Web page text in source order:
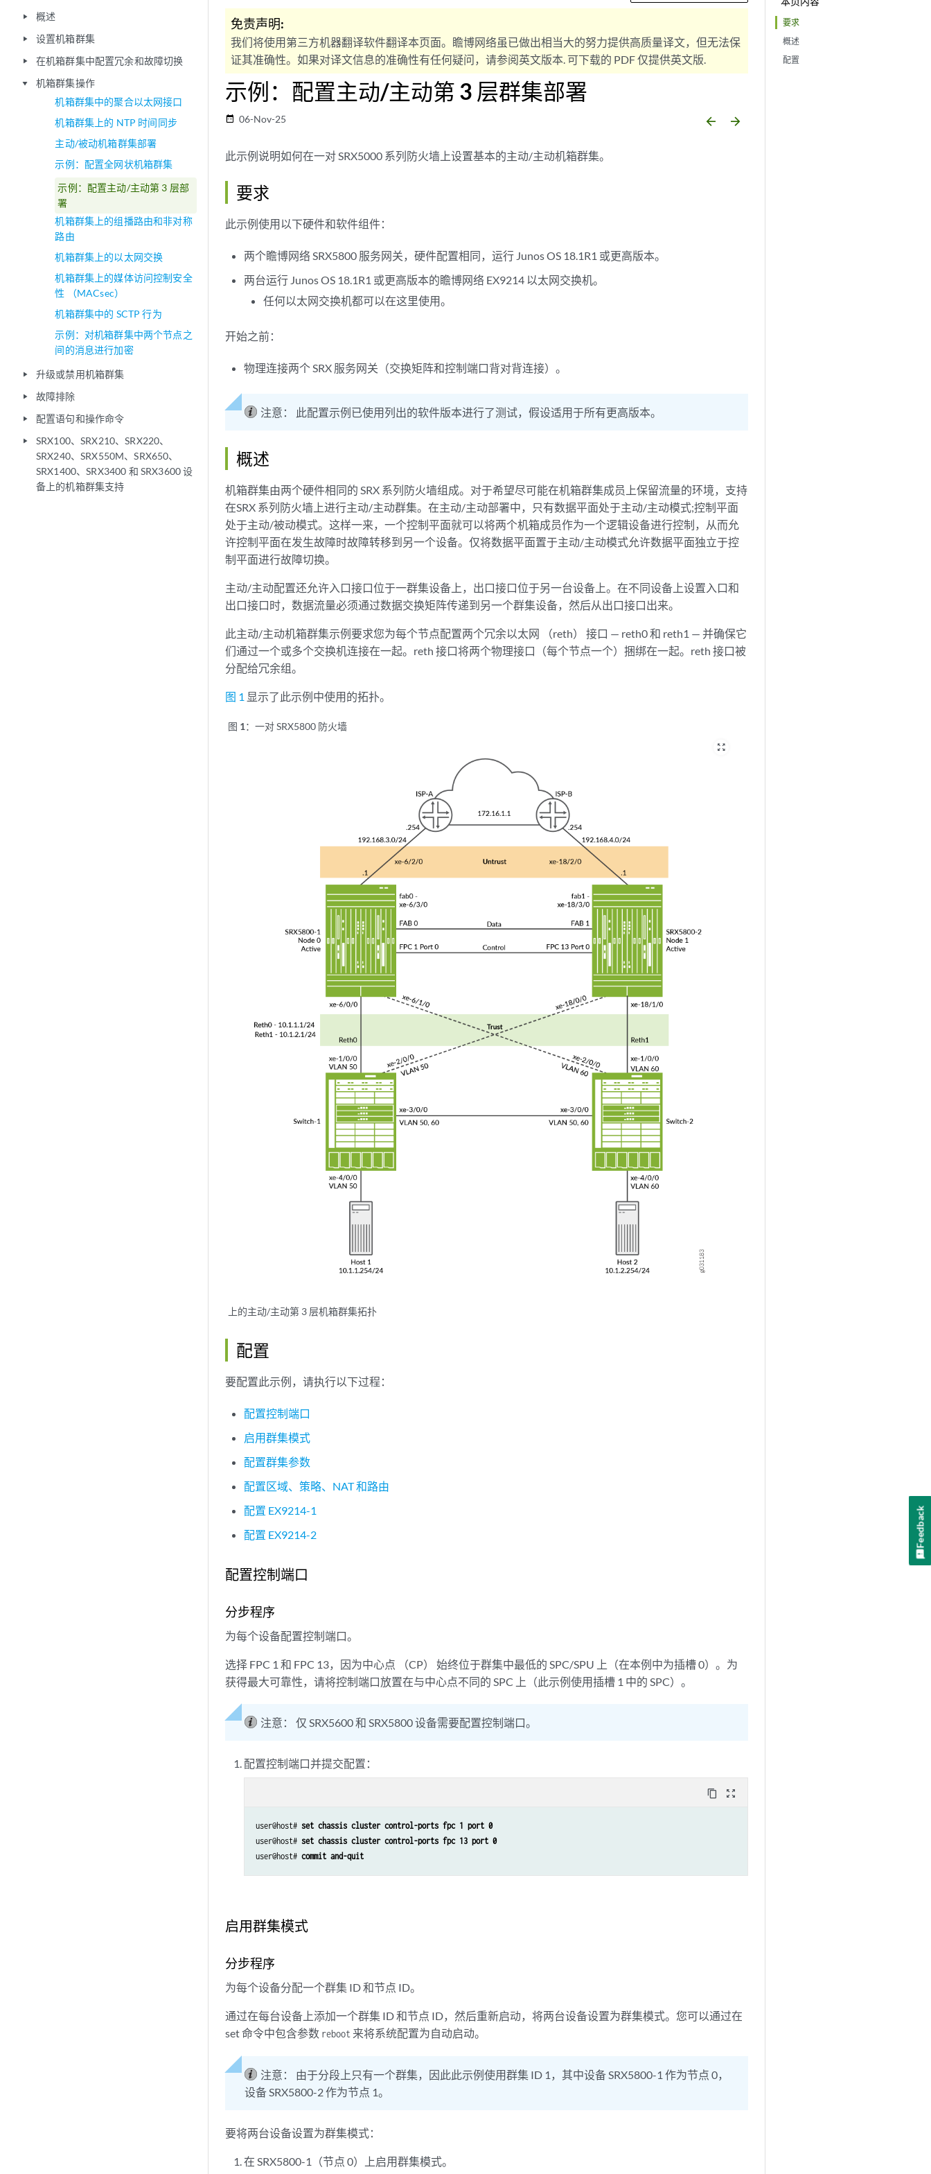
play_arrow 概述
play_arrow 设置机箱群集
play_arrow 在机箱群集中配置冗余和故障切换
play_arrow
机箱群集操作
机箱群集中的聚合以太网接口
机箱群集上的 NTP 时间同步
主动/被动机箱群集部署
示例：配置全网状机箱群集
示例：配置主动/主动第 3 层部
署
机箱群集上的组播路由和非对称
路由
机箱群集上的以太网交换
机箱群集上的媒体访问控制安全
性 （MACsec）
机箱群集中的 SCTP 行为
示例：对机箱群集中两个节点之
间的消息进行加密
play_arrow 升级或禁用机箱群集
play_arrow 故障排除
play_arrow 配置语句和操作命令
play_arrow
SRX100、SRX210、SRX220、
SRX240、SRX550M、SRX650、
SRX1400、SRX3400 和 SRX3600 设
备上的机箱群集支持
要求
概述
配置
免责声明:
我们将使用第三方机器翻译软件翻译本页面。瞻博网络虽已做出相当大的努力提供高质量译文，但无法保
证其准确性。如果对译文信息的准确性有任何疑问，请参阅英文版本. 可下载的 PDF 仅提供英文版.
示例：配置主动/主动第 3 层群集部署
date_range 06-Nov-25 arrow_backward arrow_forward
此示例说明如何在一对 SRX5000 系列防火墙上设置基本的主动/主动机箱群集。
要求
此示例使用以下硬件和软件组件：
两个瞻博网络 SRX5800 服务网关，硬件配置相同，运行 Junos OS 18.1R1 或更高版本。
两台运行 Junos OS 18.1R1 或更高版本的瞻博网络 EX9214 以太网交换机。
任何以太网交换机都可以在这里使用。
开始之前：
物理连接两个 SRX 服务网关（交换矩阵和控制端口背对背连接）。
注意： 此配置示例已使用列出的软件版本进行了测试，假设适用于所有更高版本。
概述
机箱群集由两个硬件相同的 SRX 系列防火墙组成。对于希望尽可能在机箱群集成员上保留流量的环境，支持
在SRX 系列防火墙上进行主动/主动群集。在主动/主动部署中，只有数据平面处于主动/主动模式;控制平面
处于主动/被动模式。这样一来，一个控制平面就可以将两个机箱成员作为一个逻辑设备进行控制，从而允
许控制平面在发生故障时故障转移到另一个设备。仅将数据平面置于主动/主动模式允许数据平面独立于控
制平面进行故障切换。
主动/主动配置还允许入口接口位于一群集设备上，出口接口位于另一台设备上。在不同设备上设置入口和
出口接口时，数据流量必须通过数据交换矩阵传递到另一个群集设备，然后从出口接口出来。
此主动/主动机箱群集示例要求您为每个节点配置两个冗余以太网 （reth） 接口 — reth0 和 reth1 — 并确保它
们通过一个或多个交换机连接在一起。reth 接口将两个物理接口（每个节点一个）捆绑在一起。reth 接口被
分配给冗余组。
图 1 显示了此示例中使用的拓扑。
图 1： 一对 SRX5800 防火墙
zoom_out_map
上的主动/主动第 3 层机箱群集拓扑
配置
要配置此示例，请执行以下过程：
配置控制端口
启用群集模式
配置群集参数
配置区域、策略、NAT 和路由
配置 EX9214-1
配置 EX9214-2
配置控制端口
分步程序
为每个设备配置控制端口。
选择 FPC 1 和 FPC 13，因为中心点 （CP） 始终位于群集中最低的 SPC/SPU 上（在本例中为插槽 0）。为
获得最大可靠性，请将控制端口放置在与中心点不同的 SPC 上（此示例使用插槽 1 中的 SPC）。
注意： 仅 SRX5600 和 SRX5800 设备需要配置控制端口。
配置控制端口并提交配置：
content_copy zoom_out_map
user@host# set chassis cluster control-ports fpc 1 port 0
user@host# set chassis cluster control-ports fpc 13 port 0
user@host# commit and-quit
启用群集模式
分步程序
为每个设备分配一个群集 ID 和节点 ID。
通过在每台设备上添加一个群集 ID 和节点 ID，然后重新启动，将两台设备设置为群集模式。您可以通过在
set 命令中包含参数 reboot 来将系统配置为自动启动。
注意：
由于分段上只有一个群集，因此此示例使用群集 ID 1，其中设备 SRX5800-1 作为节点 0，
设备 SRX5800-2 作为节点 1。
要将两台设备设置为群集模式：
在 SRX5800-1（节点 0）上启用群集模式。
Feedback